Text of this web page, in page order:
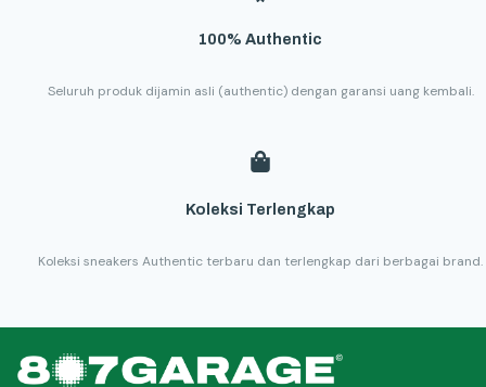
100% Authentic
Seluruh produk dijamin asli (authentic) dengan garansi uang kembali.
Koleksi Terlengkap
Koleksi sneakers Authentic terbaru dan terlengkap dari berbagai brand.